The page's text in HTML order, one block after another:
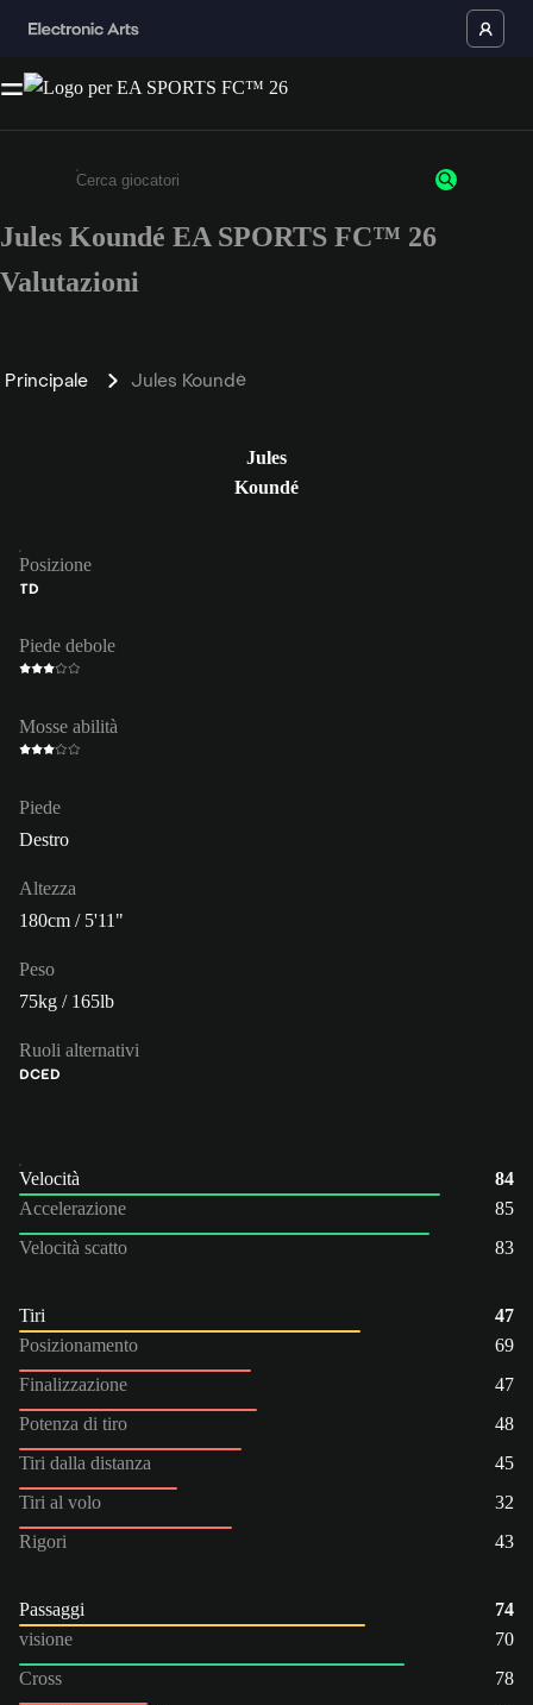
Inserisci un minimo di 3 caratteri o numeri.
Jules Koundé EA SPORTS FC™ 26
Valutazioni
Principale Jules Koundé
Jules
Koundé
Posizione
TD
Piede debole
Mosse abilità
Piede
Destro
Altezza
180cm / 5'11"
Peso
75kg / 165lb
Ruoli alternativi
DCED
Velocità
84
Accelerazione
85
Velocità scatto
83
Tiri
47
Posizionamento
69
Finalizzazione
47
Potenza di tiro
48
Tiri dalla distanza
45
Tiri al volo
32
Rigori
43
Passaggi
74
visione
70
Cross
78